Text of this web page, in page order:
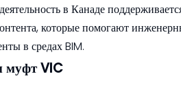
в Канаде
которые помогают
в средах BIM.
муфт VIC